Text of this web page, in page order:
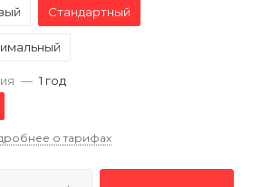
Стандартный
— 1 год
о тарифах